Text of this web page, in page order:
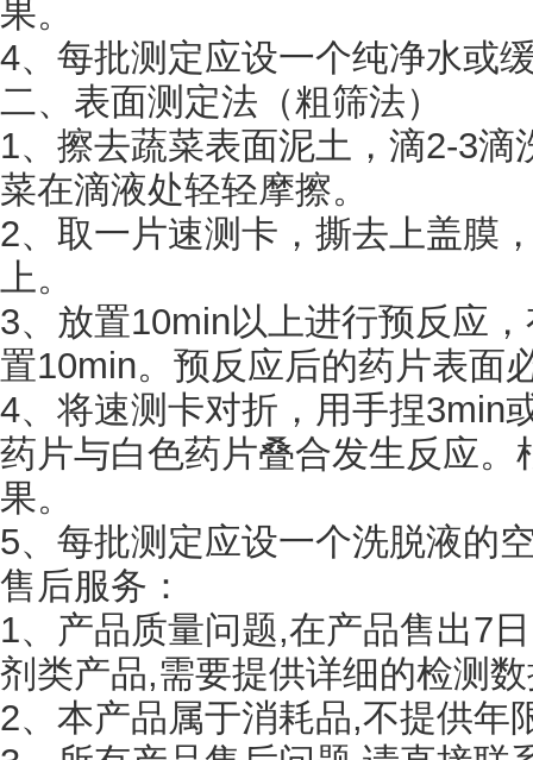
果。
4、每批测定应设一个纯净水或
二、表面测定法（粗筛法）
1、擦去蔬菜表面泥土，滴2-3
菜在滴液处轻轻摩擦。
2、取一片速测卡，撕去上盖膜
上。
3、放置10min以上进行预反应
置10min。预反应后的药片表面
4、将速测卡对折，用手捏3min
药片与白色药片叠合发生反应
果。
5、每批测定应设一个洗脱液的
售后服务：
1、产品质量问题,在产品售出7
剂类产品,需要提供详细的检测
2、本产品属于消耗品,不提供年